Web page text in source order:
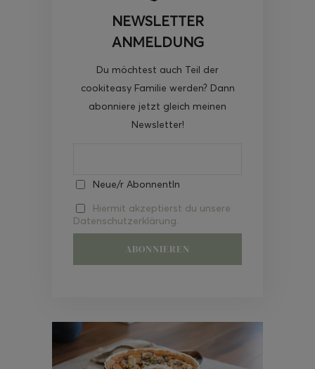
NEWSLETTER
ANMELDUNG
Du möchtest auch Teil der
cookiteasy Familie werden? Dann
abonniere jetzt gleich meinen
Newsletter!
Neue/r AbonnentIn
Hiermit akzeptierst du unsere
Datenschutzerklärung.
Video-